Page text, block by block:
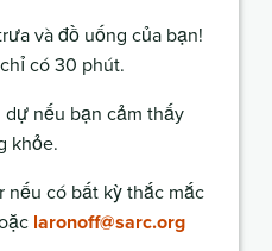
và đồ uống của bạn!
có 30 phút.
nếu bạn cảm thấy
khỏe.
nếu có bất kỳ thắc mắc
laronoff@sarc.org